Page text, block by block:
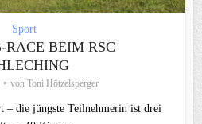
Sport
BEIM RSC
von Toni Hötzelsperger
– die jüngste Teilnehmerin ist drei